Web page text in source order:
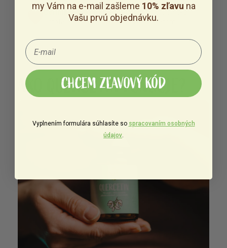
Certifikovaná látka.
Pôvod a mikrobiologická
čistota quercetinu potvrdená certifikátom.
AKO QUERCETIN FUNGUJE?
my Vám na e-mail zašleme 10% zľavu na
Vašu prvú objednávku.
CHCEM ZĽAVOVÝ KÓD
Vyplnením formulára súhlasíte so spracovaním osobných
údajov.